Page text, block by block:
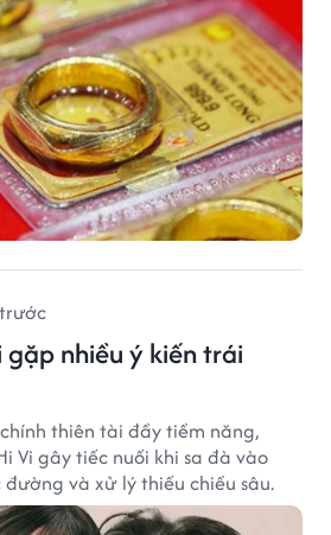
gặp nhiều ý kiến trái
thiên tài đầy tiềm năng,
Vi gây tiếc nuối khi sa đà vào
và xử lý thiếu chiều sâu.